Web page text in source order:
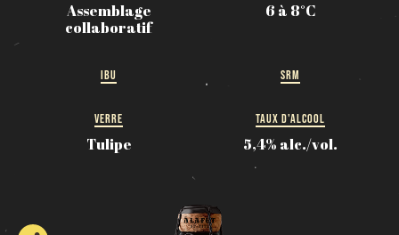
Assemblage
collaboratif
6 à 8°C
IBU SRM
VERRE
Tulipe
TAUX D'ALCOOL
5,4% alc./vol.